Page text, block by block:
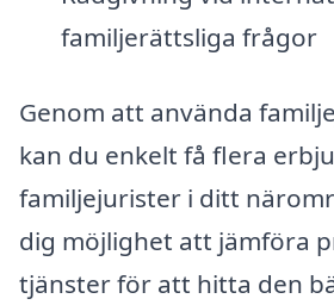
familjerättsliga frågor
Genom att använda
kan du enkelt få flera
familjejurister i ditt
dig möjlighet att jämföra
tjänster för att hitta den